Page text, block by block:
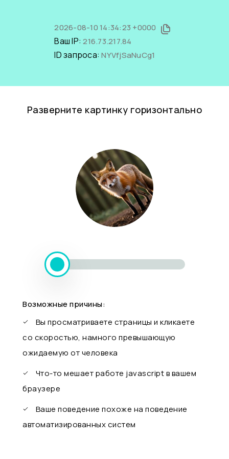
2026-08-10 14:34:23 +0000
Ваш IP:216.73.217.84
ID запроса:NYVfjSaNuCg1
Разверните картинку горизонтально
Возможные причины:
Вы просматриваете страницы и кликаете
со скоростью, намного превышающую
ожидаемую от человека
Что-то мешает работе javascript в вашем
браузере
Ваше поведение похоже на поведение
автоматизированных систем